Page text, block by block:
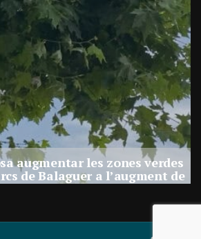
augmentar les zones verdes
de Balaguer a l’augment de
calor